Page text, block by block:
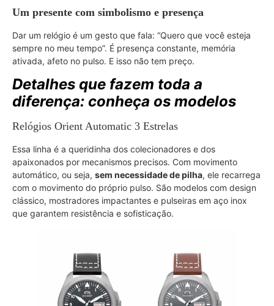
Um presente com simbolismo e presença
Dar um relógio é um gesto que fala: “Quero que você esteja
sempre no meu tempo”. É presença constante, memória
ativada, afeto no pulso. E isso não tem preço.
Detalhes que fazem toda a
diferença: conheça os modelos
Relógios Orient Automatic 3 Estrelas
Essa linha é a queridinha dos colecionadores e dos
apaixonados por mecanismos precisos. Com movimento
automático, ou seja, sem necessidade de pilha, ele recarrega
com o movimento do próprio pulso. São modelos com design
clássico, mostradores impactantes e pulseiras em aço inox
que garantem resistência e sofisticação.